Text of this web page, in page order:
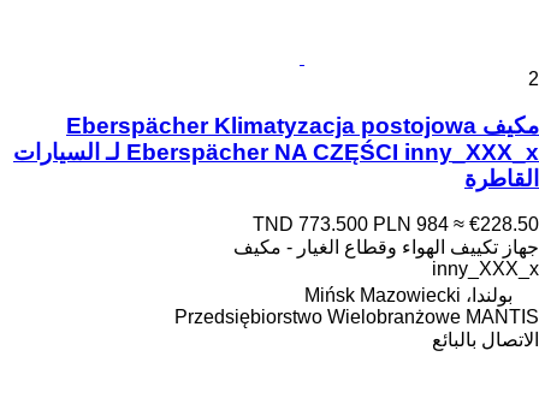
2
مكيف Eberspächer Klimatyzacja postojowa
Eberspächer NA CZĘŚCI inny_XXX_x لـ السيارات
القاطرة
TND 773.500 PLN 984 ≈ €228.50
جهاز تكييف الهواء وقطاع الغيار - مكيف
inny_XXX_x
بولندا، Mińsk Mazowiecki
Przedsiębiorstwo Wielobranżowe MANTIS
الاتصال بالبائع